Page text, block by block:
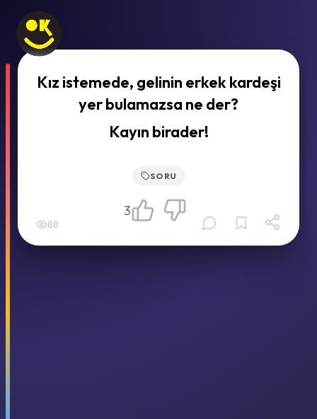
Kız istemede, gelinin erkek kardeşi
yer bulamazsa ne der?
Kayın birader!
SORU
88
3